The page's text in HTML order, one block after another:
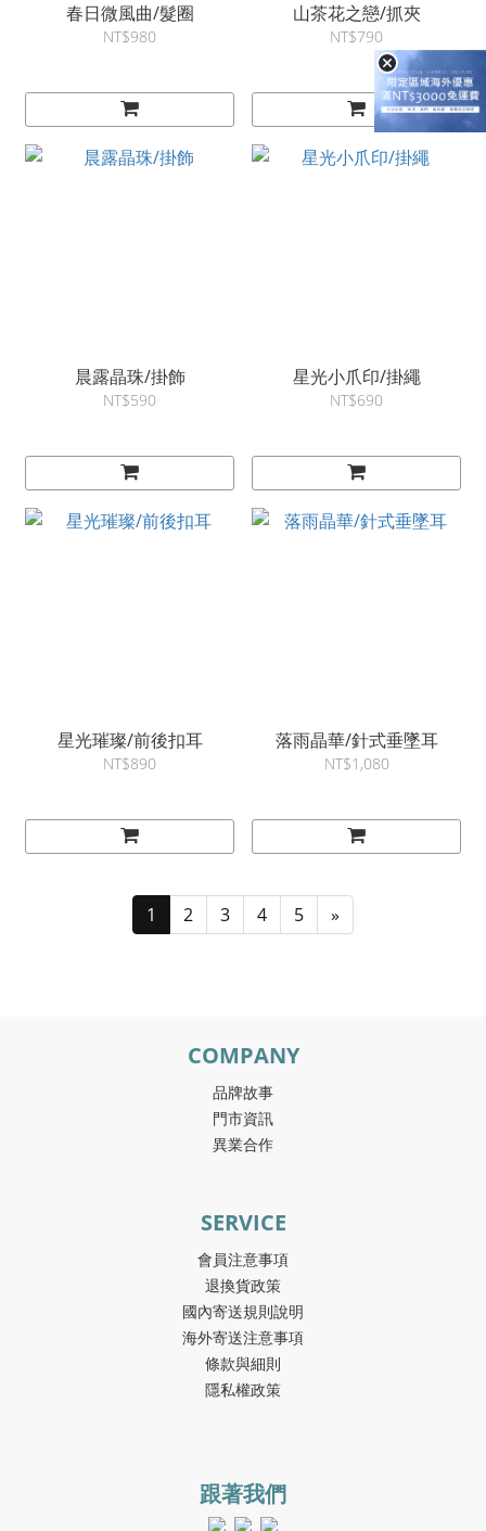
春日微風曲/髮圈
NT$980
山茶花之戀/抓夾
NT$790
晨露晶珠/掛飾
NT$590
星光小爪印/掛繩
NT$690
星光璀璨/前後扣耳
NT$890
落雨晶華/針式垂墜耳
NT$1,080
1 2 3 4 5 »
COMPANY
品牌故事
門市資訊
異業合作
SERVICE
會員注意事項
退換貨政策
國內寄送規則說明
海外寄送注意事項
條款與細則
隱私權政策
跟著我們